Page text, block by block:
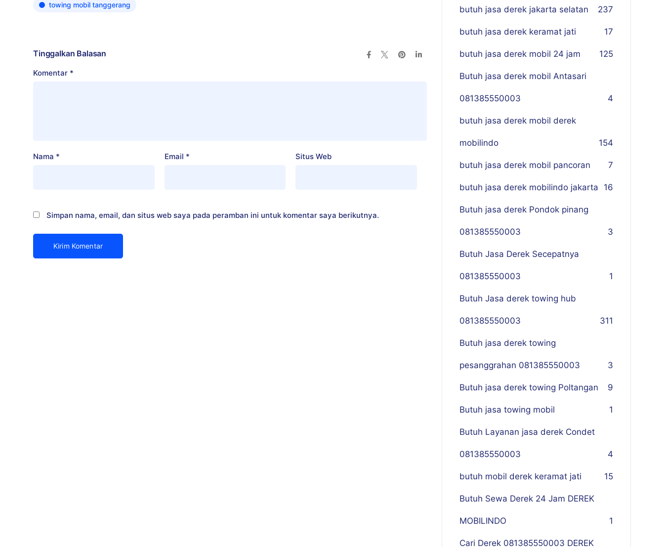
towing mobil tanggerang
Tinggalkan Balasan
Komentar *
Nama * Email * Situs Web
Simpan nama, email, dan situs web saya pada peramban ini untuk komentar saya berikutnya.
butuh jasa derek jakarta selatan 237
butuh jasa derek keramat jati 17
butuh jasa derek mobil 24 jam 125
Butuh jasa derek mobil Antasari
081385550003 4
butuh jasa derek mobil derek
mobilindo 154
butuh jasa derek mobil pancoran 7
butuh jasa derek mobilindo jakarta 16
Butuh jasa derek Pondok pinang
081385550003 3
Butuh Jasa Derek Secepatnya
081385550003 1
Butuh Jasa derek towing hub
081385550003 311
Butuh jasa derek towing
pesanggrahan 081385550003 3
Butuh jasa derek towing Poltangan 9
Butuh jasa towing mobil 1
Butuh Layanan jasa derek Condet
081385550003 4
butuh mobil derek keramat jati 15
Butuh Sewa Derek 24 Jam DEREK
MOBILINDO 1
Cari Derek 081385550003 DEREK